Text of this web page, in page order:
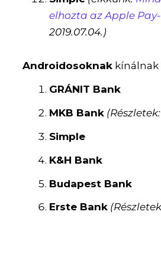
elhozta az Apple
2019.07.04.)
Androidosoknak
GRÁNIT Bank
MKB Bank (Részletek:
Simple
K&H Bank
Budapest Bank
Erste Bank